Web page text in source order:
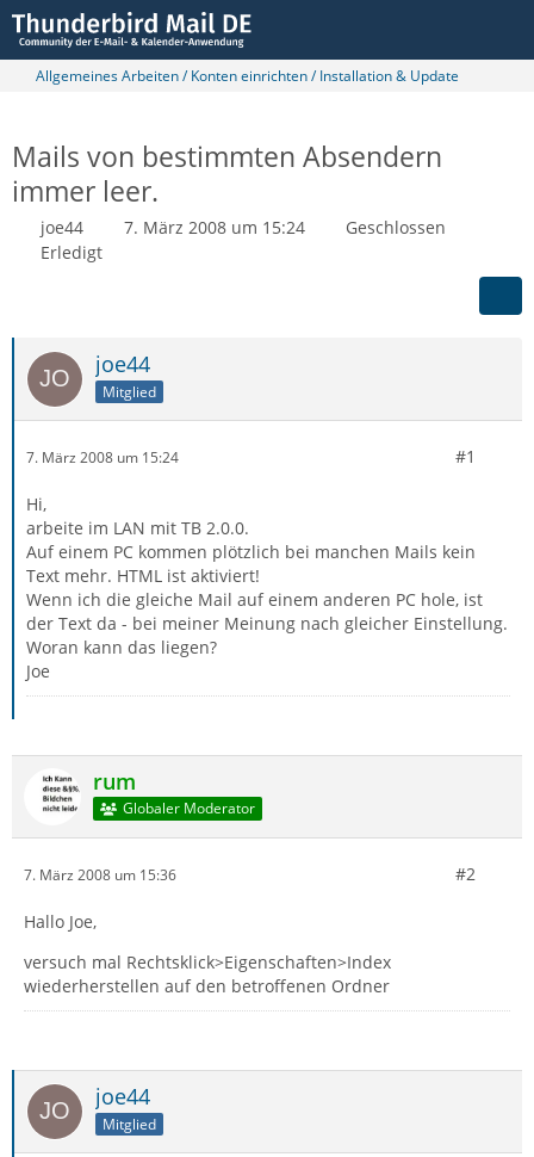
Allgemeines Arbeiten / Konten einrichten / Installation & Update
Mails von bestimmten Absendern
immer leer.
joe44 7. März 2008 um 15:24
Geschlossen
Erledigt
joe44
Mitglied
7. März 2008 um 15:24 #1
Hi,
arbeite im LAN mit TB 2.0.0.
Auf einem PC kommen plötzlich bei manchen Mails kein
Text mehr. HTML ist aktiviert!
Wenn ich die gleiche Mail auf einem anderen PC hole, ist
der Text da - bei meiner Meinung nach gleicher Einstellung.
Woran kann das liegen?
Joe
rum
Globaler Moderator
7. März 2008 um 15:36 #2
Hallo Joe,
versuch mal Rechtsklick>Eigenschaften>Index
wiederherstellen auf den betroffenen Ordner
joe44
Mitglied